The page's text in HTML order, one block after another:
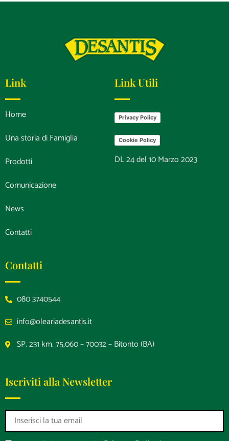
Link
Home
Una storia di Famiglia
Prodotti
Comunicazione
News
Contatti
Link Utili
Privacy Policy
Cookie Policy
DL 24 del 10 Marzo 2023
Contatti
080 3740544
info@oleariadesantis.it
SP. 231 km. 75,060 – 70032 – Bitonto (BA)
Iscriviti alla Newsletter